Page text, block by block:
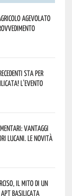
agevolato
sta per
L’evento
vantaggi
lucani. Le novità
il mito di un
Basilicata